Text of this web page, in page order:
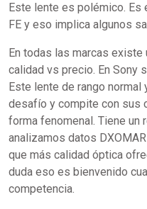
Este lente es polémico.
FE y eso implica algunos
En todas las marcas
calidad vs precio. En Sony
Este lente de rango normal
desafío y compite con sus
forma fenomenal. Tiene un
analizamos datos
que más calidad óptica
duda eso es bienvenido
competencia.